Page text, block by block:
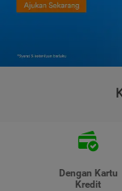
Dengan Kartu
Kredit